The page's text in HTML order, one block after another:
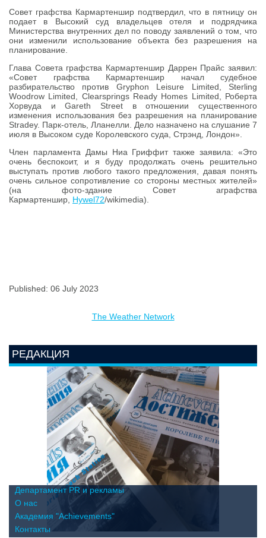
Совет графства Кармартеншир подтвердил, что в пятницу он
подает в Высокий суд владельцев отеля и подрядчика
Министерства внутренних дел по поводу заявлений о том, что
они изменили использование объекта без разрешения на
планирование.
Глава Совета графства Кармартеншир Даррен Прайс заявил:
«Совет графства Кармартеншир начал судебное
разбирательство против Gryphon Leisure Limited, Sterling
Woodrow Limited, Clearsprings Ready Homes Limited, Роберта
Хорвуда и Gareth Street в отношении существенного
изменения использования без разрешения на планирование
Stradey. Парк-отель, Лланелли. Дело назначено на слушание 7
июля в Высоком суде Королевского суда, Стрэнд, Лондон».
Член парламента Дамы Ниа Гриффит также заявила: «Это
очень беспокоит, и я буду продолжать очень решительно
выступать против любого такого предложения, давая понять
очень сильное сопротивление со стороны местных жителей»
(на фото-здание Совет аграфства
Кармартеншир, Hywel72/wikimedia).
Published: 06 July 2023
The Weather Network
РЕДАКЦИЯ
Департамент PR и рекламы
О нас
Академия "Achievements"
Контакты